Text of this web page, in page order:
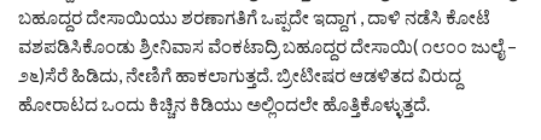
ಬಹೂದ್ದರ ದೇಸಾಯಿಯು ಶರಣಾಗತಿಗೆ ಒಪ್ಪದೇ ಇದ್ದಾಗ , ದಾಳಿ ನಡೆಸಿ ಕೋಟೆ
ವಶಪಡಿಸಿಕೊಂಡು ಶ್ರೀನಿವಾಸ ವೆಂಕಟಾದ್ರಿ ಬಹೂದ್ದರ ದೇಸಾಯಿ( ೧೮೦೦ ಜುಲೈ –
೨೬)ಸೆರೆ ಹಿಡಿದು, ನೇಣಿಗೆ ಹಾಕಲಾಗುತ್ತದೆ. ಬ್ರೀಟೀಷರ ಆಡಳಿತದ ವಿರುದ್ದ
ಹೋರಾಟದ ಒಂದು ಕಿಚ್ಚಿನ ಕಿಡಿಯು ಅಲ್ಲಿಂದಲೇ ಹೊತ್ತಿಕೊಳ್ಳುತ್ತದೆ.